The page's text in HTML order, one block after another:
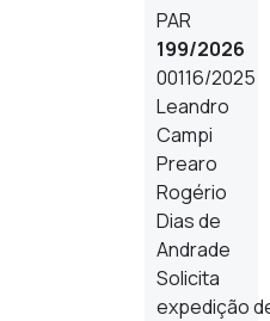
PAR
199/2026
00116/2025
Leandro
Campi
Prearo
Rogério
Dias de
Andrade
Solicita
expedição